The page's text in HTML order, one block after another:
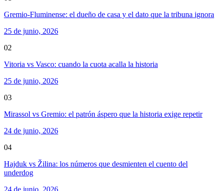
Gremio-Fluminense: el dueño de casa y el dato que la tribuna ignora
25 de junio, 2026
02
Vitoria vs Vasco: cuando la cuota acalla la historia
25 de junio, 2026
03
Mirassol vs Gremio: el patrón áspero que la historia exige repetir
24 de junio, 2026
04
Hajduk vs Žilina: los números que desmienten el cuento del
underdog
24 de junio, 2026